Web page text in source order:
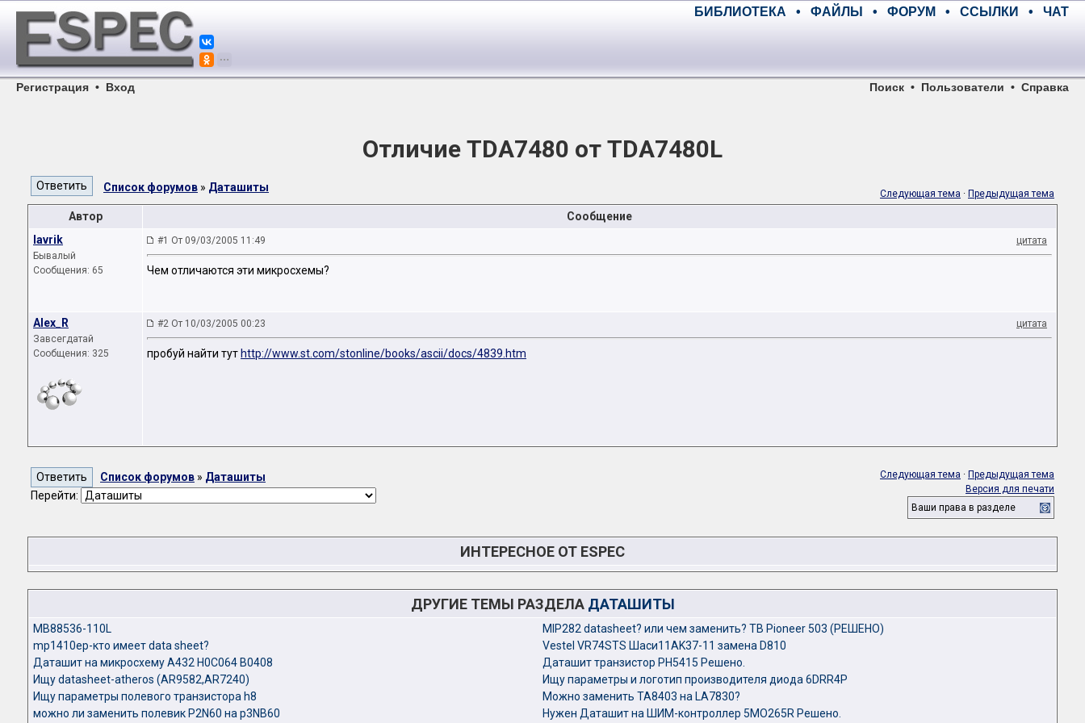
БИБЛИОТЕКА • ФАЙЛЫ • ФОРУМ • ССЫЛКИ • ЧАТ
Регистрация • Вход Поиск • Пользователи • Справка
Отличие TDA7480 от TDA7480L
Список форумов » Даташиты Следующая тема · Предыдущая тема
Автор
Сообщение
lavrik
Бывалый
Сообщения: 65
#1 От 09/03/2005 11:49 цитата
Чем отличаются эти микросхемы?
Alex_R
Завсегдатай
Сообщения: 325
#2 От 10/03/2005 00:23 цитата
пробуй найти тут http://www.st.com/stonline/books/ascii/docs/4839.htm
Список форумов » Даташиты
Перейти:
Следующая тема · Предыдущая тема
Версия для печати
Ваши права в разделе
ИНТЕРЕСНОЕ ОТ ESPEC
ДРУГИЕ ТЕМЫ РАЗДЕЛА ДАТАШИТЫ
MB88536-110L
MIP282 datasheet? или чем заменить? ТВ Pioneer 503 (РЕШЕНО)
mp1410ep-кто имеет data sheet?
Vestel VR74STS Шаси11AK37-11 замена D810
Даташит на микросхему A432 H0C064 B0408
Даташит транзистор PH5415 Решено.
Ищу datasheet-atheros (AR9582,AR7240)
Ищу параметры и логотип производителя диода 6DRR4P
Ищу параметры полевого транзистора h8
Можно заменить TA8403 на LA7830?
можно ли заменить полевик P2N60 на p3NB60
Нужен Даташит на ШИМ-контроллер 5MO265R Решено.